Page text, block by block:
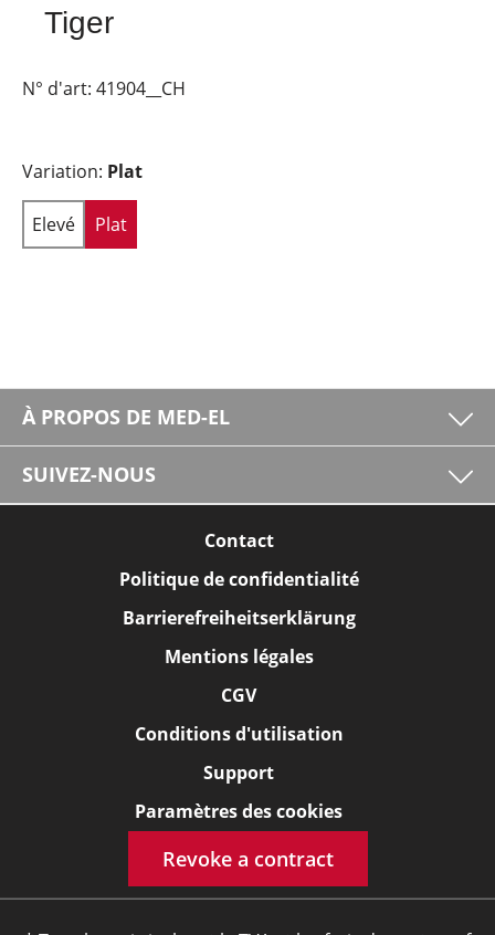
Tiger
N° d'art: 41904__CH
Variation: Plat
Elevé Plat
À PROPOS DE MED-EL
SUIVEZ-NOUS
Contact
Politique de confidentialité
Barrierefreiheitserklärung
Mentions légales
CGV
Conditions d'utilisation
Support
Paramètres des cookies
Revoke a contract